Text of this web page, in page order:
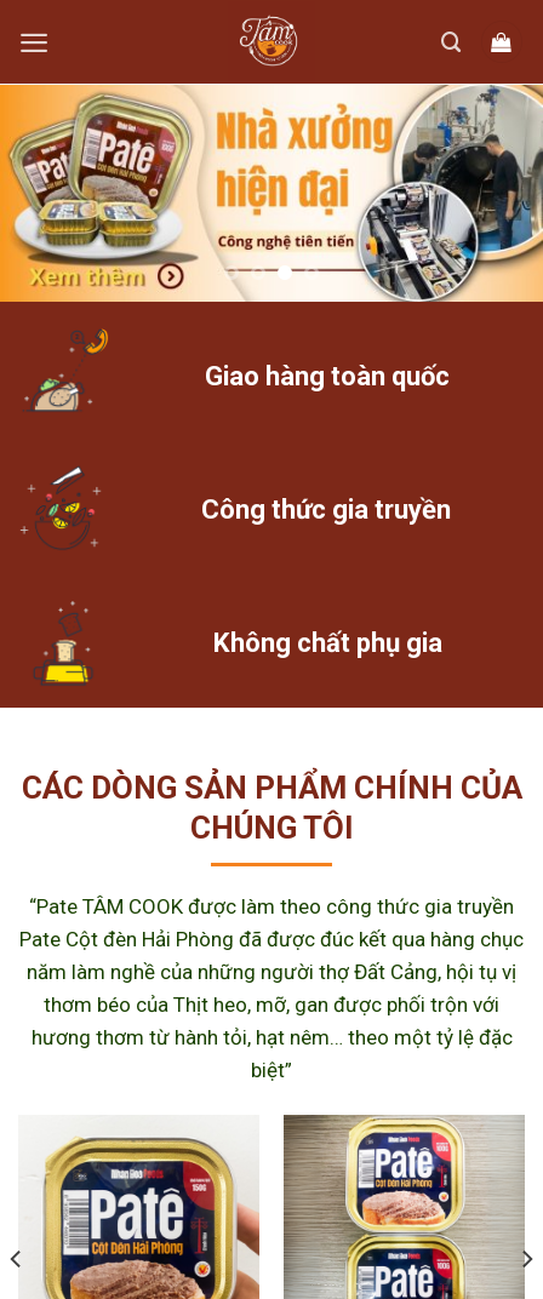
content
Giao hàng toàn quốc
Công thức gia truyền
Không chất phụ gia
CÁC DÒNG SẢN PHẨM CHÍNH CỦA
CHÚNG TÔI
“Pate TÂM COOK được làm theo công thức gia truyền
Pate Cột đèn Hải Phòng đã được đúc kết qua hàng chục
năm làm nghề của những người thợ Đất Cảng, hội tụ vị
thơm béo của Thịt heo, mỡ, gan được phối trộn với
hương thơm từ hành tỏi, hạt nêm… theo một tỷ lệ đặc
biệt”